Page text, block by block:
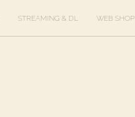
STREAMING & DL WEB SHOP